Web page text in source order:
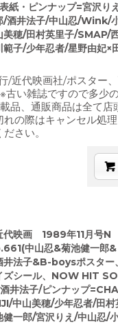
紙・ピンナップ=宮沢り
/酒井法子/中山忍/Wink/
美穂/田村英里子/SMAP/
範子/少年忍者/星野由妃×
/近代映画社/ポスター
古い雑誌ですので多少
品、通販商品は全て店
れの際はキャンセル処
さい。
代映画 1989年11月号N
中山忍&菊池健一郎&
井法子&B-boysポスター
ズシール、NOW HIT
井法子/ピンナップ
中山美穂/少年忍者/田
健一郎/宮沢りえ/中山忍/